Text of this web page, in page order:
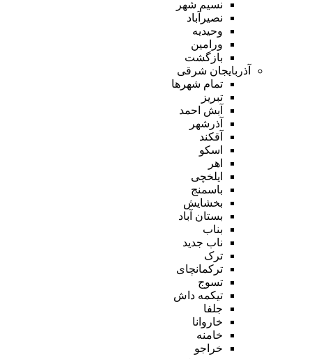
نسیم شهر
نصیرآباد
وحیدیه
ورامین
بازگشت
آذربایجان شرقی
تمام شهر‌ها
تبریز
آبش احمد
آذرشهر
آقکند
اسکو
اهر
ایلخچی
باسمنج
بخشایش
بستان آباد
بناب
ناب جدید
ترک
ترکمانچای
تسوج
تیکمه داش
جلفا
خاروانا
خامنه
خراجو